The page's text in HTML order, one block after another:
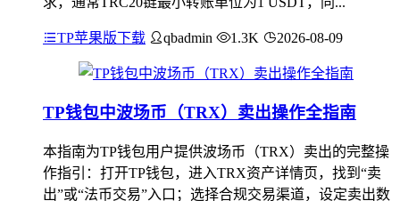
TP苹果版下载 qbadmin 1.3K 2026-08-09
TP钱包中波场币（TRX）卖出操作全指南
本指南为TP钱包用户提供波场币（TRX）卖出的完整操
作指引：打开TP钱包，进入TRX资产详情页，找到“卖
出”或“法币交易”入口；选择合规交易渠道，设定卖出数